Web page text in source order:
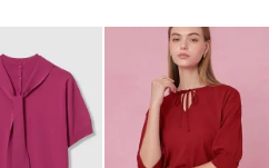
不可|タンブル乾燥不可|自然乾燥|ア
げ可|ドライ可|ウエットクリーニング